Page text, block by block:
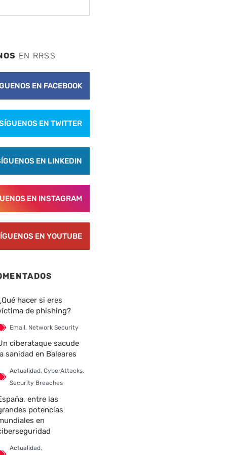
EN RRSS
EN FACEBOOK
EN TWITTER
EN LINKEDIN
EN INSTAGRAM
EN YOUTUBE
hacer si eres
de phishing?
Email, Network Security
ciberataque sacude
sanidad en Baleares
Actualidad, CyberAttacks,
Security Breaches
entre las
potencias
en
Actualidad,